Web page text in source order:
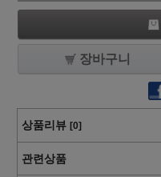
장바구니
상품리뷰 [0]
관련상품